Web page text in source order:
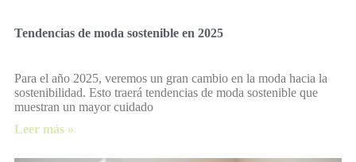
Tendencias de moda sostenible en 2025
Para el año 2025, veremos un gran cambio en la moda hacia la
sostenibilidad. Esto traerá tendencias de moda sostenible que
muestran un mayor cuidado
Leer más »